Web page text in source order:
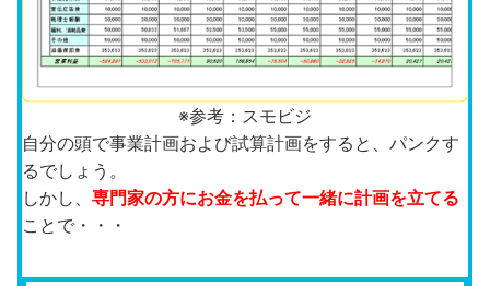
※参考：スモビジ
自分の頭で事業計画および試算計画をすると、パンクす
るでしょう。
しかし、 専門家の方にお金を払って一緒に計画を立てる
ことで・・・